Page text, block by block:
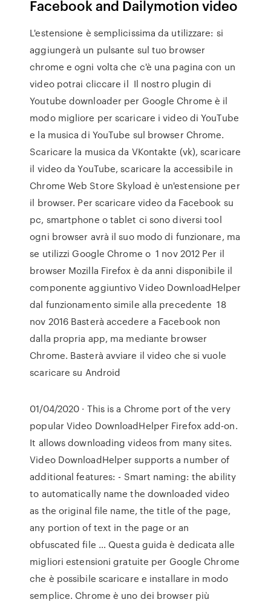
Facebook and Dailymotion video
L'estensione è semplicissima da utilizzare: si
aggiungerà un pulsante sul tuo browser
chrome e ogni volta che c'è una pagina con un
video potrai cliccare il Il nostro plugin di
Youtube downloader per Google Chrome è il
modo migliore per scaricare i video di YouTube
e la musica di YouTube sul browser Chrome.
Scaricare la musica da VKontakte (vk), scaricare
il video da YouTube, scaricare la accessibile in
Chrome Web Store Skyload è un'estensione per
il browser. Per scaricare video da Facebook su
pc, smartphone o tablet ci sono diversi tool
ogni browser avrà il suo modo di funzionare, ma
se utilizzi Google Chrome o 1 nov 2012 Per il
browser Mozilla Firefox è da anni disponibile il
componente aggiuntivo Video DownloadHelper
dal funzionamento simile alla precedente 18
nov 2016 Basterà accedere a Facebook non
dalla propria app, ma mediante browser
Chrome. Basterà avviare il video che si vuole
scaricare su Android
01/04/2020 · This is a Chrome port of the very
popular Video DownloadHelper Firefox add-on.
It allows downloading videos from many sites.
Video DownloadHelper supports a number of
additional features: - Smart naming: the ability
to automatically name the downloaded video
as the original file name, the title of the page,
any portion of text in the page or an
obfuscated file … Questa guida è dedicata alle
migliori estensioni gratuite per Google Chrome
che è possibile scaricare e installare in modo
semplice. Chrome è uno dei browser più